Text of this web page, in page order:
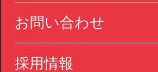
お問い合わせ
採用情報